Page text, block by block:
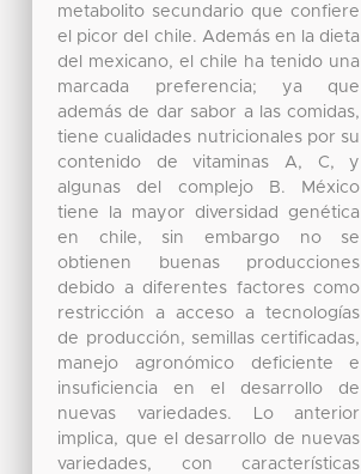
metabolito secundario que confiere
el picor del chile. Además en la dieta
del mexicano, el chile ha tenido una
marcada preferencia; ya que
además de dar sabor a las comidas,
tiene cualidades nutricionales por su
contenido de vitaminas A, C, y
algunas del complejo B. México
tiene la mayor diversidad genética
en chile, sin embargo no se
obtienen buenas producciones
debido a diferentes factores como
restricción a acceso a tecnologías
de producción, semillas certificadas,
manejo agronómico deficiente e
insuficiencia en el desarrollo de
nuevas variedades. Lo anterior
implica, que el desarrollo de nuevas
variedades, con características